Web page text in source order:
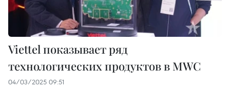
Viettel показывает ряд
технологических продуктов в MWC
04/03/2025 09:51